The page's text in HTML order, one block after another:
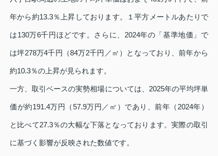
年から約13.3％上昇しております。１平方メートルあたりで
は130万6千円ほどです。さらに、2024年の「基準地価」で
は坪278万4千円（84万2千円／㎡）となっており、前年から
約10.3％の上昇が見られます。
一方、取引ベースの実勢相場については、2025年の平均坪単
価が約191.4万円（57.9万円／㎡）であり、前年（2024年）
と比べて27.3％の大幅な下落となっております。実際の取引
に基づく影響が反映された数値です。